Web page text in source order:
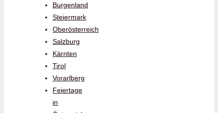
Burgenland
Steiermark
Oberösterreich
Salzburg
Kärnten
Tirol
Vorarlberg
Feiertage
in